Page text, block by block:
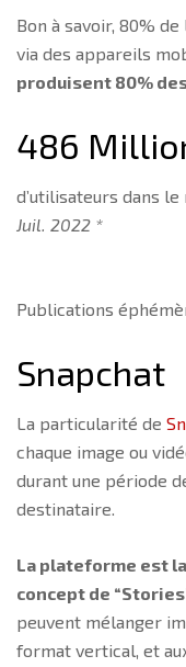
Bon à savoir, 80%
via des appareils
produisent 80%
486
d’utilisateurs dans le
Juil. 2022 *
Publications
Snapchat
La particularité de
chaque image ou
durant une période
destinataire.
La plateforme est
concept de
peuvent mélanger
format vertical, et